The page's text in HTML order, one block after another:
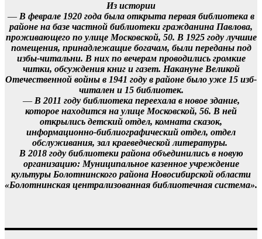
Из истории
— В феврале 1920 года была открыта первая библиотека в
районе на базе частной библиотеки гражданина Павлова,
проживающего по улице Московской, 50. В 1925 году лучшие
помещения, принадлежащие богачам, были переданы под
избы-читальни. В них по вечерам проводились громкие
читки, обсуждения книг и газет. Накануне Великой
Отечественной войны в 1941 году в районе было уже 15 изб-
читален и 15 библиотек.
— В 2011 году библиотека переехала в новое здание,
которое находится на улице Московской, 56. В ней
открылись детский отдел, комната сказок,
информационно-библиографический отдел, отдел
обслуживания, зал краеведческой литературы.
В 2018 году библиотеки района объединились в новую
организацию: Муниципальное казенное учреждение
культуры Болотнинского района Новосибирской области
«Болотнинская централизованная библиотечная система».